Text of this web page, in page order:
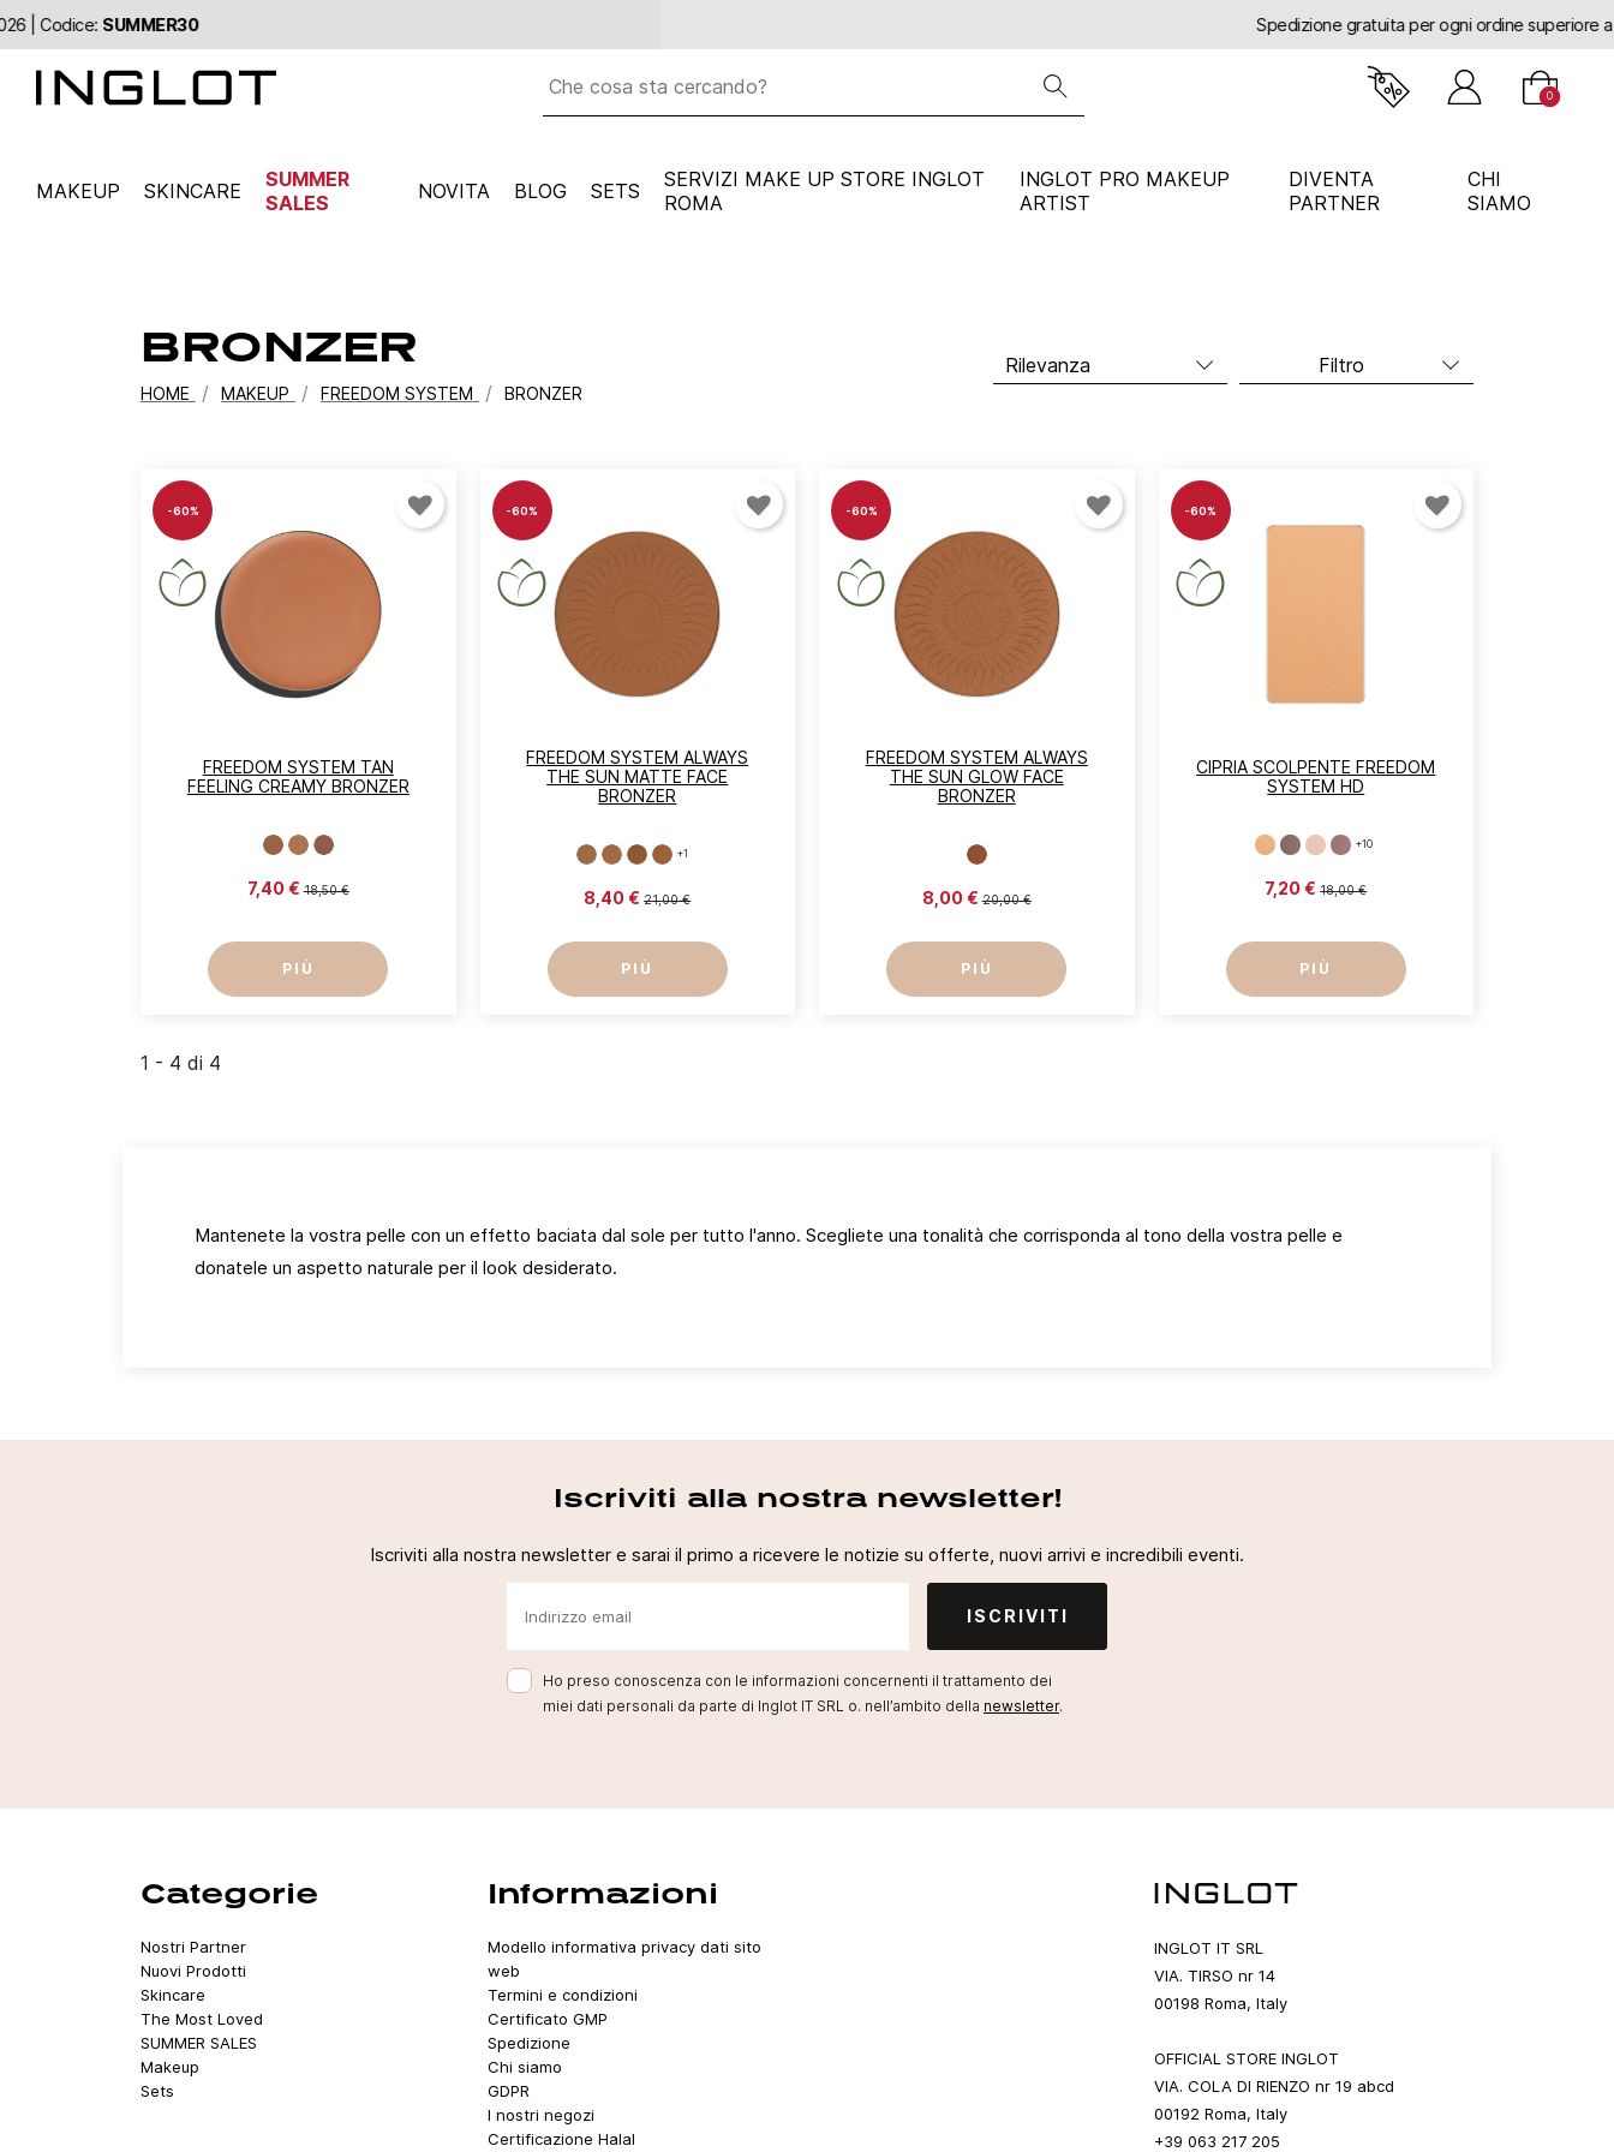
0
MAKEUP SKINCARE
SUMMER
SALES
NOVITA BLOG SETS
SERVIZI MAKE UP STORE INGLOT
ROMA
INGLOT PRO MAKEUP
ARTIST
DIVENTA
PARTNER
CHI
SIAMO
BRONZER
HOME MAKEUP FREEDOM SYSTEM BRONZER
Filtro
FREEDOM SYSTEM TAN
FEELING CREAMY BRONZER
7,40 €18,50 €
PIÙ
-60%
FREEDOM SYSTEM ALWAYS
THE SUN MATTE FACE
BRONZER
+1
8,40 €21,00 €
PIÙ
-60%
FREEDOM SYSTEM ALWAYS
THE SUN GLOW FACE
BRONZER
8,00 €20,00 €
PIÙ
-60%
CIPRIA SCOLPENTE FREEDOM
SYSTEM HD
+10
7,20 €18,00 €
PIÙ
-60%
1 - 4 di 4
Mantenete la vostra pelle con un effetto baciata dal sole per tutto l'anno. Scegliete una tonalità che corrisponda al tono della vostra pelle e
donatele un aspetto naturale per il look desiderato.
Iscriviti alla nostra newsletter!
Iscriviti alla nostra newsletter e sarai il primo a ricevere le notizie su offerte, nuovi arrivi e incredibili eventi.
ISCRIVITI
Ho preso conoscenza con le informazioni concernenti il trattamento dei
miei dati personali da parte di Inglot IT SRL o. nell’ambito della newsletter.
Categorie
Nostri Partner
Nuovi Prodotti
Skincare
The Most Loved
SUMMER SALES
Makeup
Sets
Informazioni
Modello informativa privacy dati sito
web
Termini e condizioni
Certificato GMP
Spedizione
Chi siamo
GDPR
I nostri negozi
Certificazione Halal
INGLOT IT SRL
VIA. TIRSO nr 14
00198 Roma, Italy
OFFICIAL STORE INGLOT
VIA. COLA DI RIENZO nr 19 abcd
00192 Roma, Italy
+39 063 217 205
Devi essere loggato per salvare prodotti nella tua lista dei desideri.